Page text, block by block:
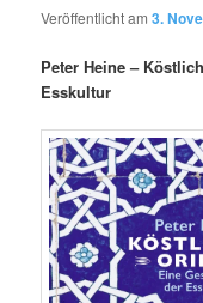
Veröffentlicht am3.
Peter Heine –
Esskultur